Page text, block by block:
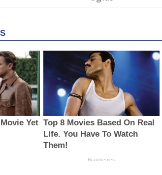
Yet Top 8 Movies Based On Real
Life. You Have To Watch
Them!
Brainberries